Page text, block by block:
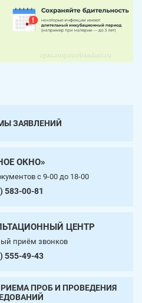
ЗАЯВЛЕНИЙ
ОКНО»
c 9-00 до 18-00
583-00-81
ЦЕНТР
приём звонков
555-49-43
ПРОБ И ПРОВЕДЕНИЯ